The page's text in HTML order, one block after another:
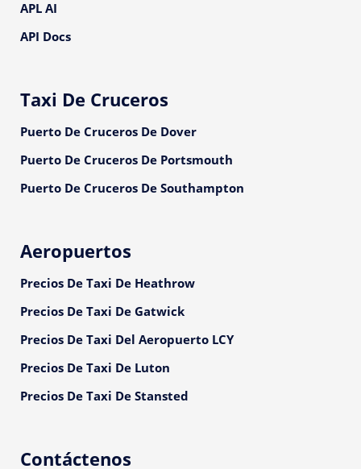
APL AI
API Docs
Taxi De Cruceros
Puerto De Cruceros De Dover
Puerto De Cruceros De Portsmouth
Puerto De Cruceros De Southampton
Aeropuertos
Precios De Taxi De Heathrow
Precios De Taxi De Gatwick
Precios De Taxi Del Aeropuerto LCY
Precios De Taxi De Luton
Precios De Taxi De Stansted
Contáctenos